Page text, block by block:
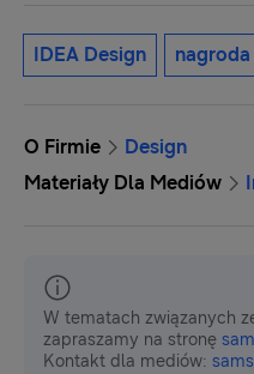
IDEA Design nagroda
O Firmie
Design
Materiały Dla Mediów
W tematach związanych
zapraszamy na stronę
Kontakt dla mediów: